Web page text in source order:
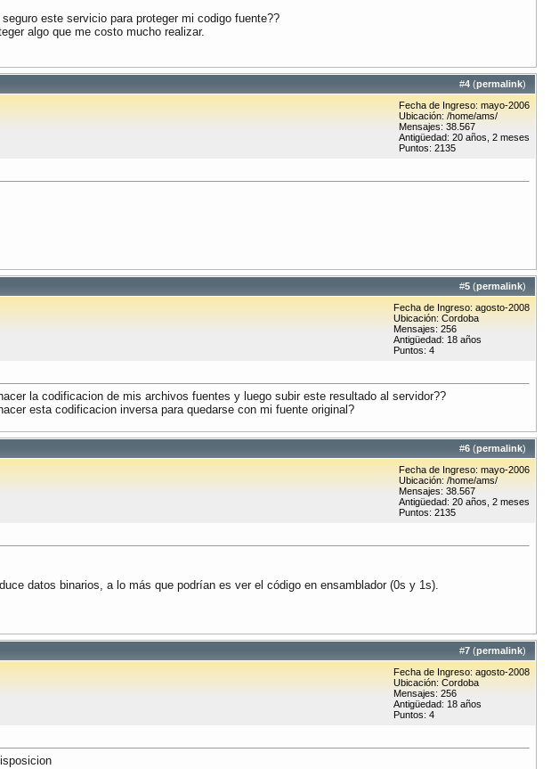
este servicio para proteger mi codigo fuente??
algo que me costo mucho realizar.
#4 (permalink)
Fecha de Ingreso: mayo-2006
Ubicación: /home/ams/
Mensajes: 38.567
Antigüedad: 20 años, 2 meses
Puntos: 2135
#5 (permalink)
Fecha de Ingreso: agosto-2008
Ubicación: Cordoba
Mensajes: 256
Antigüedad: 18 años
Puntos: 4
la codificacion de mis archivos fuentes y luego subir este resultado al servidor??
esta codificacion inversa para quedarse con mi fuente original?
#6 (permalink)
Fecha de Ingreso: mayo-2006
Ubicación: /home/ams/
Mensajes: 38.567
Antigüedad: 20 años, 2 meses
Puntos: 2135
datos binarios, a lo más que podrían es ver el código en ensamblador (0s y 1s).
#7 (permalink)
Fecha de Ingreso: agosto-2008
Ubicación: Cordoba
Mensajes: 256
Antigüedad: 18 años
Puntos: 4